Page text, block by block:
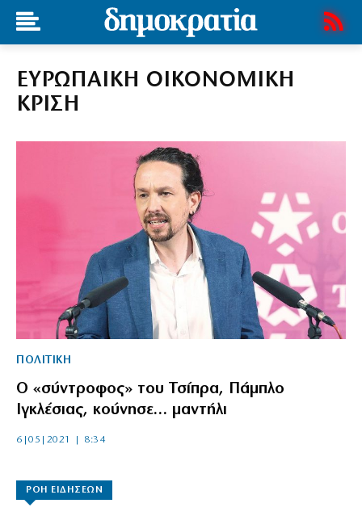
ΕΥΡΩΠΑΙΚΗ ΟΙΚΟΝΟΜΙΚΗ
ΚΡΙΣΗ
ΠΟΛΙΤΙΚΗ
Ο «σύντροφος» του Τσίπρα, Πάμπλο
Ιγκλέσιας, κούνησε… μαντήλι
6|05|2021 | 8:34
ΡΟΗ ΕΙΔΗΣΕΩΝ